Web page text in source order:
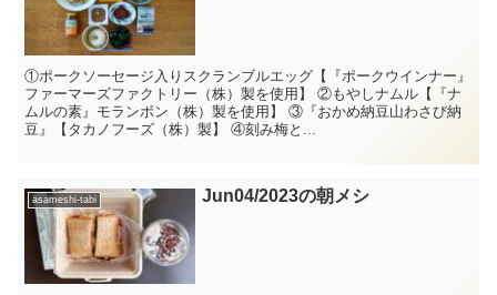
①ポークソーセージ入りスクランブルエッグ【『ポークウインナー』
ファーマーズファクトリー（株）製を使用】 ②もやしナムル【『ナ
ムルの素』モランボン（株）製を使用】 ③『おかめ納豆山わさび納
豆』【タカノフーズ（株）製】 ④刻み梅と...
asameshi-tabi Jun04/2023の朝メシ